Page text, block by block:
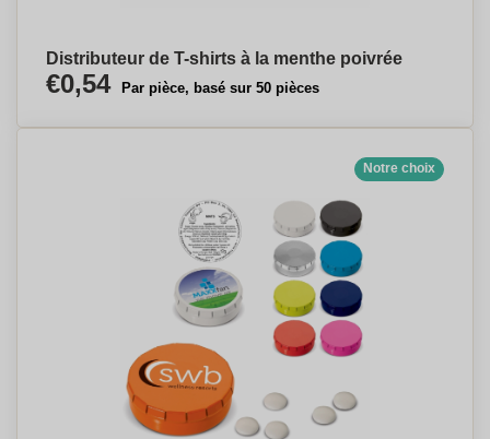
Distributeur de T-shirts à la menthe poivrée
€0,54 Par pièce, basé sur 50 pièces
Notre choix